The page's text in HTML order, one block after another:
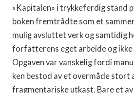
«Kapita­len» i trykkeferdig stand
boken fremtrådte som et
mulig avsluttet verk og sam­tidig
forfatterens eget arbeide og ikke
Opgaven var vanskelig fordi
ken bestod av et overmåde stort
fragmentariske utkast. Bare et